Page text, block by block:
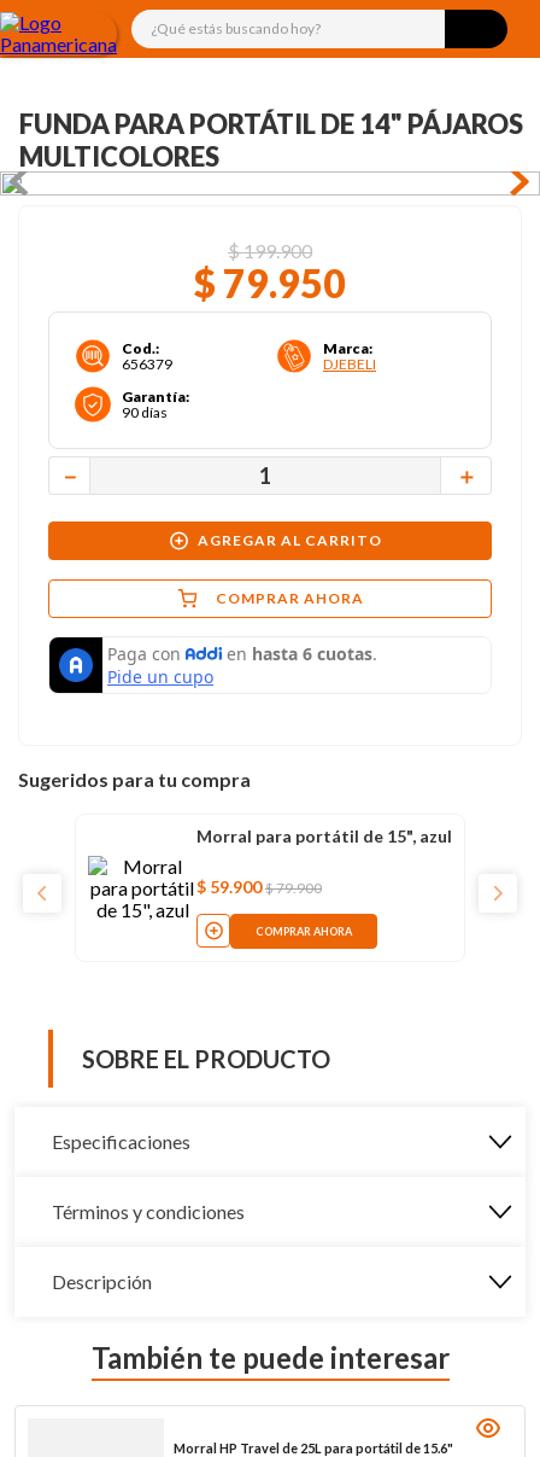
¿Qué estás buscando hoy?
FUNDA PARA PORTÁTIL DE 14" PÁJAROS
MULTICOLORES
$199.900
$ 79.950
Cod.:
656379
Marca:
DJEBELI
Garantía:
90 días
＋
－
AGREGAR AL CARRITO
COMPRAR AHORA
Sugeridos para tu compra
Morral para portátil de 15", azul
$ 59.900 $79.900
COMPRAR AHORA
SOBRE EL PRODUCTO
Especificaciones
Términos y condiciones
Descripción
También te puede interesar
Morral HP Travel de 25L para portátil de 15.6"